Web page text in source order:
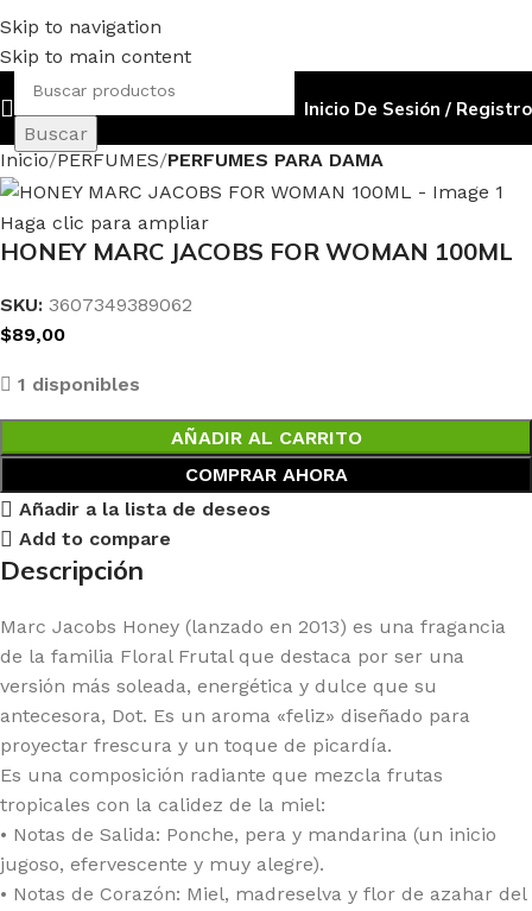
Skip to navigation
Skip to main content
Buscar
Inicio De Sesión / Registro
Inicio PERFUMES PERFUMES PARA DAMA
Haga clic para ampliar
HONEY MARC JACOBS FOR WOMAN 100ML
SKU: 3607349389062
$89,00
1 disponibles
AÑADIR AL CARRITO
COMPRAR AHORA
Añadir a la lista de deseos
Add to compare
Descripción
Marc Jacobs Honey (lanzado en 2013) es una fragancia
de la familia Floral Frutal que destaca por ser una
versión más soleada, energética y dulce que su
antecesora, Dot. Es un aroma «feliz» diseñado para
proyectar frescura y un toque de picardía.
Es una composición radiante que mezcla frutas
tropicales con la calidez de la miel:
• Notas de Salida: Ponche, pera y mandarina (un inicio
jugoso, efervescente y muy alegre).
• Notas de Corazón: Miel, madreselva y flor de azahar del